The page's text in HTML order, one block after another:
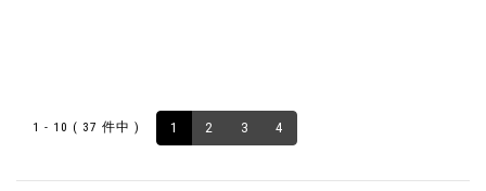
1 - 10 ( 37 件中 ) 1 2 3 4